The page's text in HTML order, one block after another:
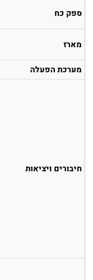
ספק כח
מארז
מערכת הפעלה
חיבורים ויציאות